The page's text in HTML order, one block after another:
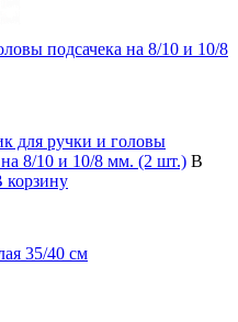
подсачека на 8/10 и 10/8
для ручки и головы
на 8/10 и 10/8 мм. (2 шт.) В
корзину
35/40 см